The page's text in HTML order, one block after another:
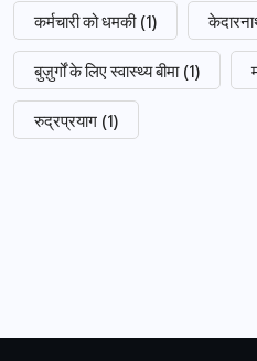
कर्मचारी को धमकी (1)
बुज़ुर्गों के लिए स्वास्थ्य बीमा (1)
रुद्रप्रयाग (1)